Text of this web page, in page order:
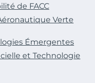
de FACC
Verte
Émergentes
et Technologie